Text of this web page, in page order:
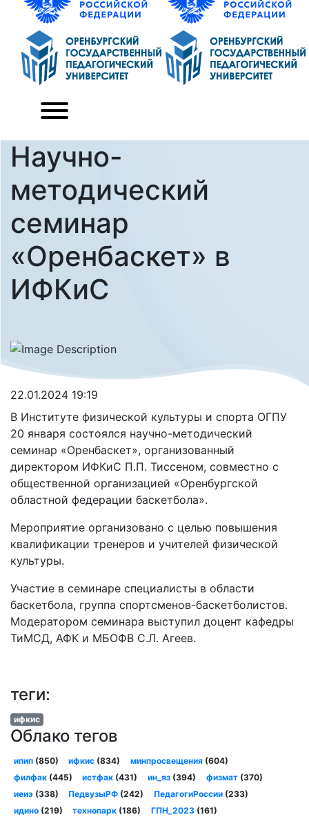
Научно-
методический
семинар
«Оренбаскет» в
ИФКиС
22.01.2024 19:19
В Институте физической культуры и спорта ОГПУ
20 января состоялся научно-методический
семинар «Оренбаскет», организованный
директором ИФКиС П.П. Тиссеном, совместно с
общественной организацией «Оренбургской
областной федерации баскетбола».
Мероприятие организовано с целью повышения
квалификации тренеров и учителей физической
культуры.
Участие в семинаре специалисты в области
баскетбола, группа спортсменов-баскетболистов.
Модератором семинара выступил доцент кафедры
ТиМСД, АФК и МБОФВ С.Л. Агеев.
теги:
ифкис
Облако тегов
ипип(850) ифкис (834) минпросвещения(604)
филфак(445) истфак (431) ин_яз(394) физмат(370)
иеиэ(338) ПедвузыРФ (242) ПедагогиРоссии(233)
идино(219) технопарк (186) ГПН_2023(161)